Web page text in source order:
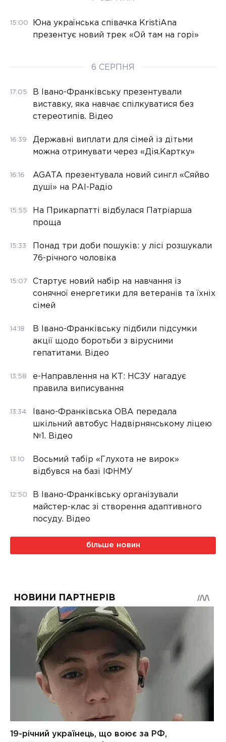
15:00
Юна українська співачка KristiAna
презентує новий трек «Ой там на горі»
6 СЕРПНЯ
17:05
В Івано-Франківську презентували
виставку, яка навчає спілкуватися без
стереотипів. Відео
16:39
Державні виплати для сімей із дітьми
можна отримувати через «Дія.Картку»
16:16
AGATA презентувала новий сингл «Сяйво
душі» на РАІ-Радіо
15:55
На Прикарпатті відбулася Патріарша
проща
15:33
Понад три доби пошуків: у лісі розшукали
76-річного чоловіка
15:07
Стартує новий набір на навчання із
сонячної енергетики для ветеранів та їхніх
сімей
14:18
В Івано-Франківську підбили підсумки
акції щодо боротьби з вірусними
гепатитами. Відео
13:58
е-Направлення на КТ: НСЗУ нагадує
правила виписування
13:34
Івано-Франківська ОВА передала
шкільний автобус Надвірнянському ліцею
№1. Відео
13:10
Восьмий табір «Глухота не вирок»
відбувся на базі ІФНМУ
12:50
В Івано-Франківську організували
майстер-клас зі створення адаптивного
посуду. Відео
більше новин